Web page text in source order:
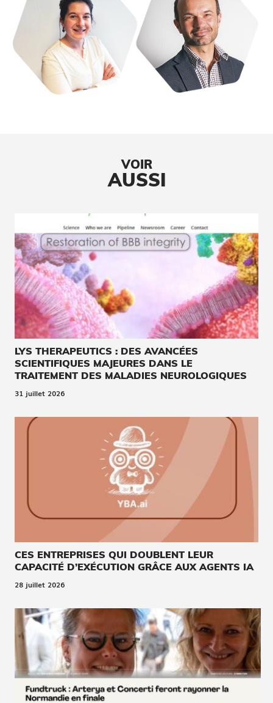
VOIR
AUSSI
LYS THERAPEUTICS : DES AVANCÉES
SCIENTIFIQUES MAJEURES DANS LE
TRAITEMENT DES MALADIES NEUROLOGIQUES
31 juillet 2026
CES ENTREPRISES QUI DOUBLENT LEUR
CAPACITÉ D’EXÉCUTION GRÂCE AUX AGENTS IA
28 juillet 2026